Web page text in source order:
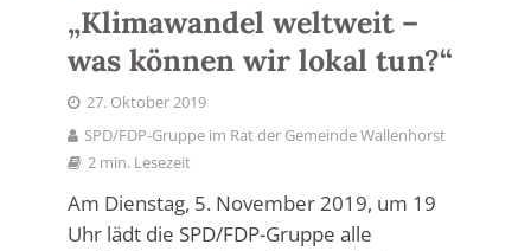
„Klimawandel weltweit –
was können wir lokal tun?“
27. Oktober 2019
SPD/FDP-Gruppe im Rat der Gemeinde Wallenhorst
2 min. Lesezeit
Am Dienstag, 5. November 2019, um 19
Uhr lädt die SPD/FDP-Gruppe alle